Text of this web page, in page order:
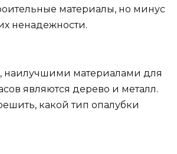
материалы, но минус
ненадежности.
наилучшими материалами для
являются дерево и металл.
какой тип опалубки